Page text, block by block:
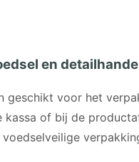
en
geschikt voor het
of bij de